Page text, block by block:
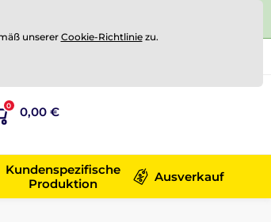
0 0,00 €
Kundenspezifische
Produktion
Ausverkauf
unserer Cookie-Richtliniezu.